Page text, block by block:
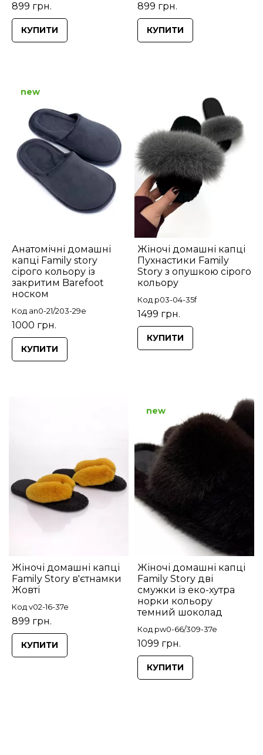
899 грн.
КУПИТИ
899 грн.
КУПИТИ
Анатомічні домашні
капці Family story
сірого кольору із
закритим Barefoot
носком
Код an0-21/203-29e
1000 грн.
new
КУПИТИ
Жіночі домашні капці
Пухнастики Family
Story з опушкою сірого
кольору
Код p03-04-35f
1499 грн.
КУПИТИ
Жіночі домашні капці
Family Story в'єтнамки
Жовті
Код v02-16-37e
899 грн.
КУПИТИ
Жіночі домашні капці
Family Story дві
смужки із еко-хутра
норки кольору
темний шоколад
Код pw0-66/309-37e
1099 грн.
new
КУПИТИ